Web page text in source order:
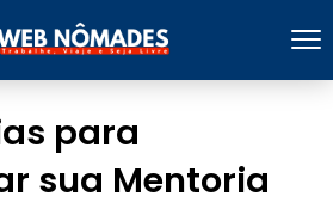
para
sua Mentoria